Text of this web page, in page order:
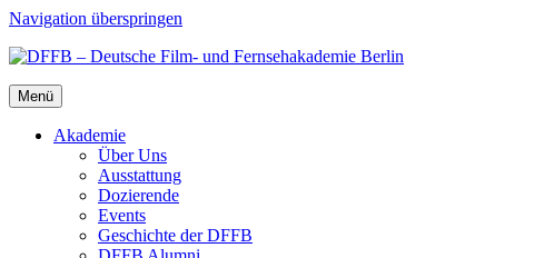
Navigation überspringen
Menü
Aka­de­mie
Über Uns
Aus­stat­tung
Dozie­ren­de
Events
Geschich­te der DFFB